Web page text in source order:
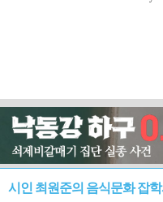
시인 최원준의 음식문화 잡학